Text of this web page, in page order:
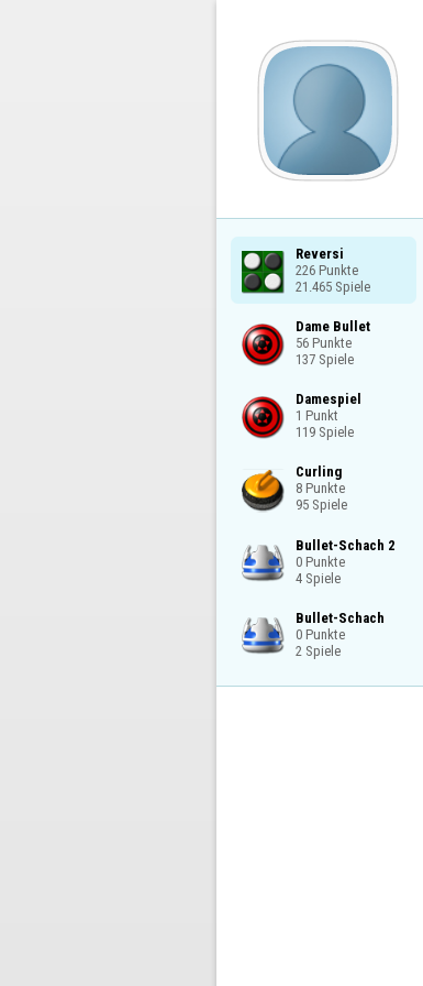
Reversi
226 Punkte
21.465 Spiele
Dame Bullet
56 Punkte
137 Spiele
Damespiel
1 Punkt
119 Spiele
Curling
8 Punkte
95 Spiele
Bullet-Schach 2
0 Punkte
4 Spiele
Bullet-Schach
0 Punkte
2 Spiele